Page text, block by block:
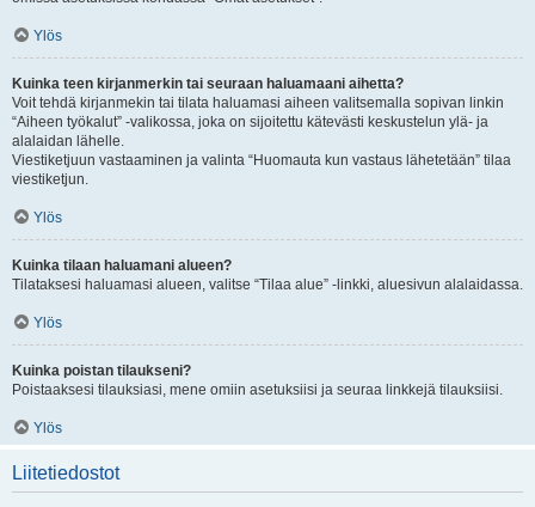
Ylös
Kuinka teen kirjanmerkin tai seuraan haluamaani aihetta?
Voit tehdä kirjanmekin tai tilata haluamasi aiheen valitsemalla sopivan linkin
“Aiheen työkalut” -valikossa, joka on sijoitettu kätevästi keskustelun ylä- ja
alalaidan lähelle.
Viestiketjuun vastaaminen ja valinta “Huomauta kun vastaus lähetetään” tilaa
viestiketjun.
Ylös
Kuinka tilaan haluamani alueen?
Tilataksesi haluamasi alueen, valitse “Tilaa alue” -linkki, aluesivun alalaidassa.
Ylös
Kuinka poistan tilaukseni?
Poistaaksesi tilauksiasi, mene omiin asetuksiisi ja seuraa linkkejä tilauksiisi.
Ylös
Liitetiedostot